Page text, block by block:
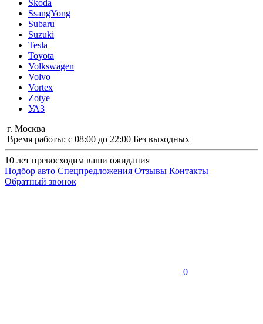
Skoda
SsangYong
Subaru
Suzuki
Tesla
Toyota
Volkswagen
Volvo
Vortex
Zotye
УАЗ
г. Москва
Время работы: с 08:00 до 22:00 Без выходных
10 лет превосходим ваши ожидания
Подбор авто Спецпредложения Отзывы Контакты
Обратный звонок
0